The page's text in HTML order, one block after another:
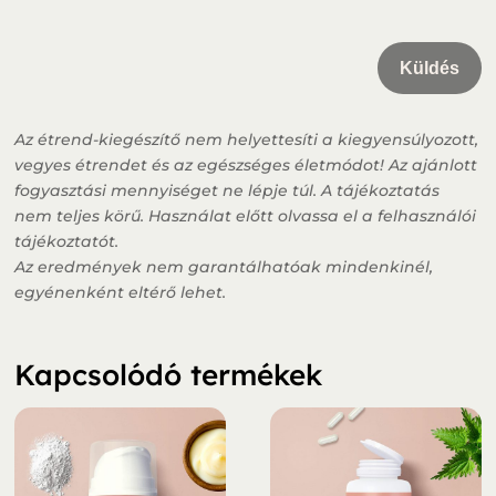
Küldés
Az étrend-kiegészítő nem helyettesíti a kiegyensúlyozott,
vegyes étrendet és az egészséges életmódot! Az ajánlott
fogyasztási mennyiséget ne lépje túl. A tájékoztatás
nem teljes körű. Használat előtt olvassa el a felhasználói
tájékoztatót.
Az eredmények nem garantálhatóak mindenkinél,
egyénenként eltérő lehet.
Kapcsolódó termékek